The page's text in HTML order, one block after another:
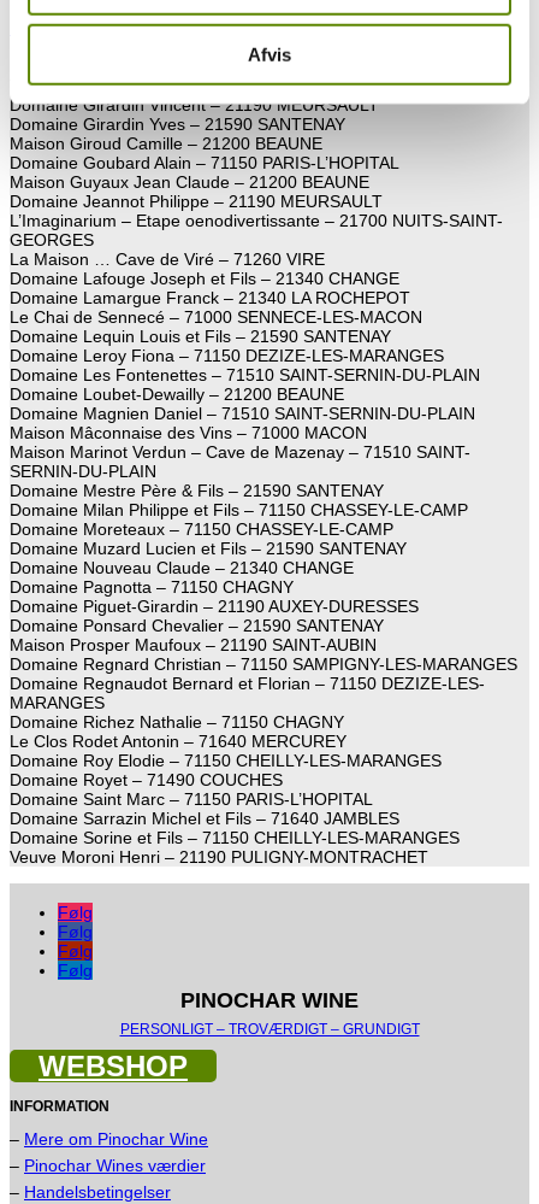
Afvis
Domaine Duchemin – 71150 SAMPIGNY-LES-MARANGES
Domaine Edmond Monnot et fils – 71150 DEZIZE-LES-MARANGES
Domaine Fornerot Jerome – 21190 SAINT-AUBIN
Domaine Gadant Marie-Christine – Domaine Le Clos Voyen –
71490 SAINT-MAURICE-LES-COUCHES
Domaine Girardin Vincent – 21190 MEURSAULT
Domaine Girardin Yves – 21590 SANTENAY
Maison Giroud Camille – 21200 BEAUNE
Domaine Goubard Alain – 71150 PARIS-L’HOPITAL
Maison Guyaux Jean Claude – 21200 BEAUNE
Domaine Jeannot Philippe – 21190 MEURSAULT
L’Imaginarium – Etape oenodivertissante – 21700 NUITS-SAINT-
GEORGES
La Maison … Cave de Viré – 71260 VIRE
Domaine Lafouge Joseph et Fils – 21340 CHANGE
Domaine Lamargue Franck – 21340 LA ROCHEPOT
Le Chai de Sennecé – 71000 SENNECE-LES-MACON
Domaine Lequin Louis et Fils – 21590 SANTENAY
Domaine Leroy Fiona – 71150 DEZIZE-LES-MARANGES
Domaine Les Fontenettes – 71510 SAINT-SERNIN-DU-PLAIN
Domaine Loubet-Dewailly – 21200 BEAUNE
Domaine Magnien Daniel – 71510 SAINT-SERNIN-DU-PLAIN
Maison Mâconnaise des Vins – 71000 MACON
Maison Marinot Verdun – Cave de Mazenay – 71510 SAINT-
SERNIN-DU-PLAIN
Domaine Mestre Père & Fils – 21590 SANTENAY
Domaine Milan Philippe et Fils – 71150 CHASSEY-LE-CAMP
Domaine Moreteaux – 71150 CHASSEY-LE-CAMP
Domaine Muzard Lucien et Fils – 21590 SANTENAY
Domaine Nouveau Claude – 21340 CHANGE
Domaine Pagnotta – 71150 CHAGNY
Domaine Piguet-Girardin – 21190 AUXEY-DURESSES
Domaine Ponsard Chevalier – 21590 SANTENAY
Maison Prosper Maufoux – 21190 SAINT-AUBIN
Domaine Regnard Christian – 71150 SAMPIGNY-LES-MARANGES
Domaine Regnaudot Bernard et Florian – 71150 DEZIZE-LES-
MARANGES
Domaine Richez Nathalie – 71150 CHAGNY
Le Clos Rodet Antonin – 71640 MERCUREY
Domaine Roy Elodie – 71150 CHEILLY-LES-MARANGES
Domaine Royet – 71490 COUCHES
Domaine Saint Marc – 71150 PARIS-L’HOPITAL
Domaine Sarrazin Michel et Fils – 71640 JAMBLES
Domaine Sorine et Fils – 71150 CHEILLY-LES-MARANGES
Veuve Moroni Henri – 21190 PULIGNY-MONTRACHET
Følg
Følg
Følg
Følg
PINOCHAR WINE
PERSONLIGT – TROVÆRDIGT – GRUNDIGT
WEBSHOP
INFORMATION
– Mere om Pinochar Wine
– Pinochar Wines værdier
– Handelsbetingelser